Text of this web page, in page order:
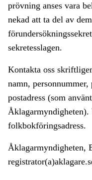
prövning anses vara
nekad att ta del av
sekretesslagen.
Kontakta oss
namn,
postadress (som
folkbokföringsadress.
Åklagarmyndigheten,